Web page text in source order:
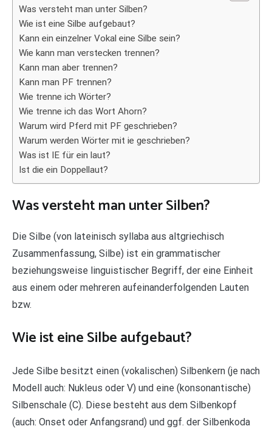
Was versteht man unter Silben?
Wie ist eine Silbe aufgebaut?
Kann ein einzelner Vokal eine Silbe sein?
Wie kann man verstecken trennen?
Kann man aber trennen?
Kann man PF trennen?
Wie trenne ich Wörter?
Wie trenne ich das Wort Ahorn?
Warum wird Pferd mit PF geschrieben?
Warum werden Wörter mit ie geschrieben?
Was ist IE für ein laut?
Ist die ein Doppellaut?
Was versteht man unter Silben?
Die Silbe (von lateinisch syllaba aus altgriechisch
Zusammenfassung, Silbe) ist ein grammatischer
beziehungsweise linguistischer Begriff, der eine Einheit
aus einem oder mehreren aufeinanderfolgenden Lauten
bzw.
Wie ist eine Silbe aufgebaut?
Jede Silbe besitzt einen (vokalischen) Silbenkern (je nach
Modell auch: Nukleus oder V) und eine (konsonantische)
Silbenschale (C). Diese besteht aus dem Silbenkopf
(auch: Onset oder Anfangsrand) und ggf. der Silbenkoda